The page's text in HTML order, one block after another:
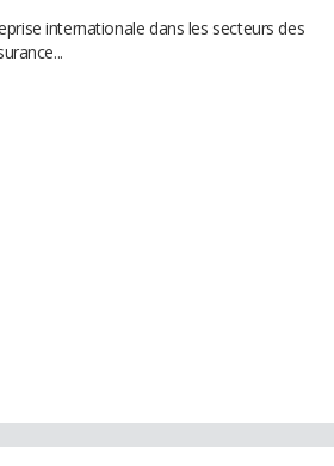
internationale dans les secteurs des